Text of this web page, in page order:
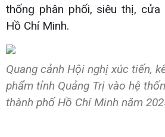
thống phân phối, siêu thị,
Hồ Chí Minh.
Quang cảnh Hội nghị xúc tiến,
phẩm tỉnh Quảng Trị vào hệ
thành phố Hồ Chí Minh năm